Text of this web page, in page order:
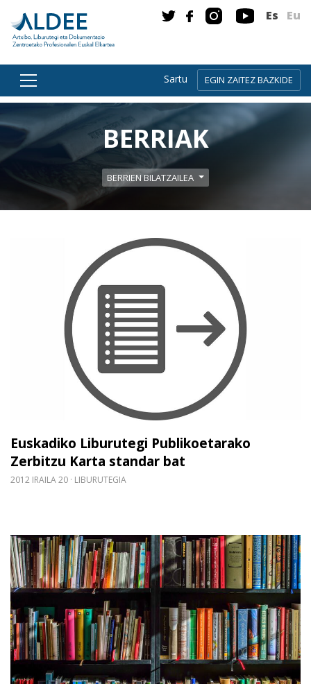
Zuzenean edukira joan
Es Eu
Sartu EGIN ZAITEZ BAZKIDE
BERRIAK
BERRIEN BILATZAILEA
Euskadiko Liburutegi Publikoetarako
Zerbitzu Karta standar bat
2012 IRAILA 20 LIBURUTEGIA
Gehiago irakurri: Euskadiko Liburutegi
Gehiago irakurri: Gogoratu ikastaroak: